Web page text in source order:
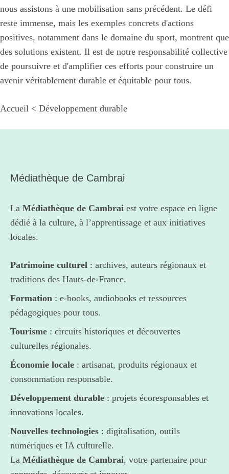
nous assistons à une mobilisation sans précédent. Le défi
reste immense, mais les exemples concrets d'actions
positives, notamment dans le domaine du sport, montrent que
des solutions existent. Il est de notre responsabilité collective
de poursuivre et d'amplifier ces efforts pour construire un
avenir véritablement durable et équitable pour tous.
Accueil < Développement durable
Médiathèque de Cambrai
La Médiathèque de Cambrai est votre espace en ligne
dédié à la culture, à l’apprentissage et aux initiatives
locales.
Patrimoine culturel : archives, auteurs régionaux et
traditions des Hauts-de-France.
Formation : e-books, audiobooks et ressources
pédagogiques pour tous.
Tourisme : circuits historiques et découvertes
culturelles régionales.
Économie locale : artisanat, produits régionaux et
consommation responsable.
Développement durable : projets écoresponsables et
innovations locales.
Nouvelles technologies : digitalisation, outils
numériques et IA culturelle.
La Médiathèque de Cambrai, votre partenaire pour